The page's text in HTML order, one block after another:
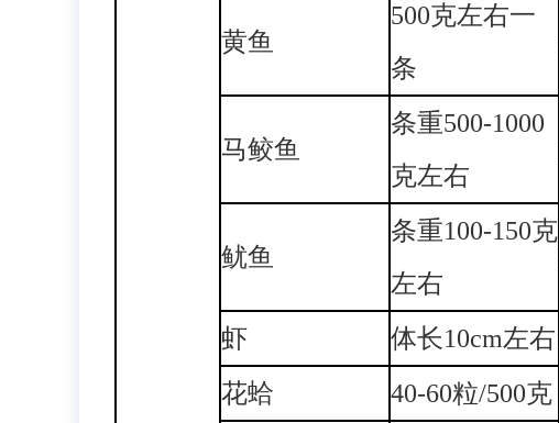
黄鱼
500克左右一
条
马鲛鱼
条重500-1000
克左右
鱿鱼
条重100-150克
左右
虾 体长10cm左右
花蛤
40-60粒/500克